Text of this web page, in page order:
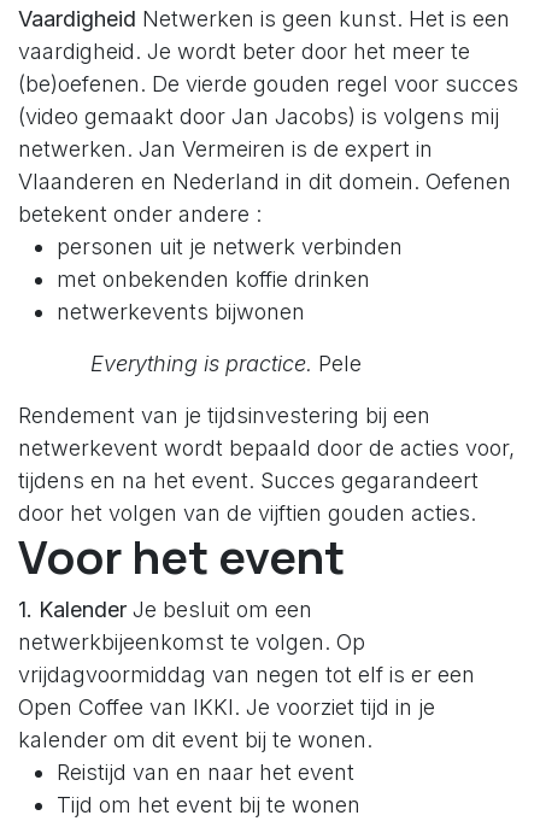
Vaardigheid Netwerken is geen kunst. Het is een
vaardigheid. Je wordt beter door het meer te
(be)oefenen. De vierde gouden regel voor succes
(video gemaakt door Jan Jacobs) is volgens mij
netwerken. Jan Vermeiren is de expert in
Vlaanderen en Nederland in dit domein. Oefenen
betekent onder andere :
personen uit je netwerk verbinden
met onbekenden koffie drinken
netwerkevents bijwonen
Everything is practice. Pele
Rendement van je tijdsinvestering bij een
netwerkevent wordt bepaald door de acties voor,
tijdens en na het event. Succes gegarandeert
door het volgen van de vijftien gouden acties.
Voor het event
1. Kalender Je besluit om een
netwerkbijeenkomst te volgen. Op
vrijdagvoormiddag van negen tot elf is er een
Open Coffee van IKKI. Je voorziet tijd in je
kalender om dit event bij te wonen.
Reistijd van en naar het event
Tijd om het event bij te wonen